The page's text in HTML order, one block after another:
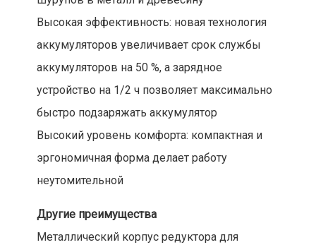
Высокая эффективность: новая технология
аккумуляторов увеличивает срок службы
аккумуляторов на 50 %, а зарядное
устройство на 1/2 ч позволяет максимально
быстро подзаряжать аккумулятор
Высокий уровень комфорта: компактная и
эргономичная форма делает работу
неутомительной
Другие преимущества
Металлический корпус редуктора для